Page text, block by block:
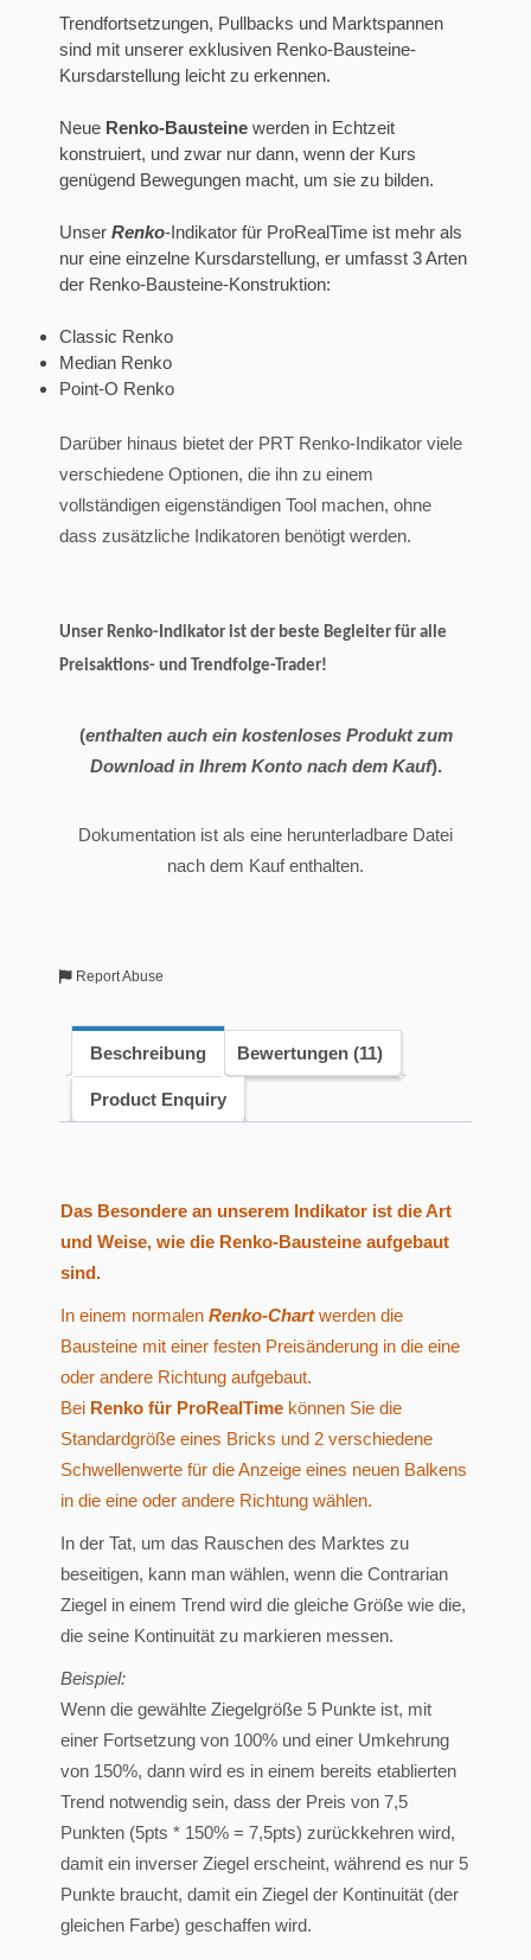
Trendfortsetzungen, Pullbacks und Marktspannen
sind mit unserer exklusiven Renko-Bausteine-
Kursdarstellung leicht zu erkennen.
Neue Renko-Bausteine werden in Echtzeit
konstruiert, und zwar nur dann, wenn der Kurs
genügend Bewegungen macht, um sie zu bilden.
Unser Renko-Indikator für ProRealTime ist mehr als
nur eine einzelne Kursdarstellung, er umfasst 3 Arten
der Renko-Bausteine-Konstruktion:
Classic Renko
Median Renko
Point-O Renko
Darüber hinaus bietet der PRT Renko-Indikator viele
verschiedene Optionen, die ihn zu einem
vollständigen eigenständigen Tool machen, ohne
dass zusätzliche Indikatoren benötigt werden.
Unser Renko-Indikator ist der beste Begleiter für alle
Preisaktions- und Trendfolge-Trader!
(enthalten auch ein kostenloses Produkt zum
Download in Ihrem Konto nach dem Kauf).
Dokumentation ist als eine herunterladbare Datei
nach dem Kauf enthalten.
Report Abuse
Beschreibung Bewertungen (11)
Product Enquiry
Das Besondere an unserem Indikator ist die Art
und Weise, wie die Renko-Bausteine aufgebaut
sind.
In einem normalen Renko-Chartwerden die
Bausteine mit einer festen Preisänderung in die eine
oder andere Richtung aufgebaut.
Bei Renko für ProRealTime können Sie die
Standardgröße eines Bricks und 2 verschiedene
Schwellenwerte für die Anzeige eines neuen Balkens
in die eine oder andere Richtung wählen.
In der Tat, um das Rauschen des Marktes zu
beseitigen, kann man wählen, wenn die Contrarian
Ziegel in einem Trend wird die gleiche Größe wie die,
die seine Kontinuität zu markieren messen.
Beispiel:
Wenn die gewählte Ziegelgröße 5 Punkte ist, mit
einer Fortsetzung von 100% und einer Umkehrung
von 150%, dann wird es in einem bereits etablierten
Trend notwendig sein, dass der Preis von 7,5
Punkten (5pts * 150% = 7,5pts) zurückkehren wird,
damit ein inverser Ziegel erscheint, während es nur 5
Punkte braucht, damit ein Ziegel der Kontinuität (der
gleichen Farbe) geschaffen wird.